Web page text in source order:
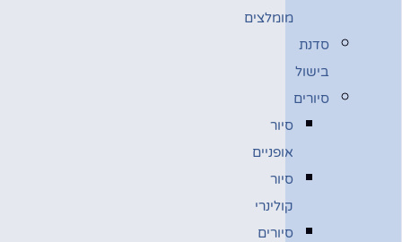
מומלצים
סדנת
בישול
סיורים
סיור
אופניים
סיור
קולינרי
סיורים